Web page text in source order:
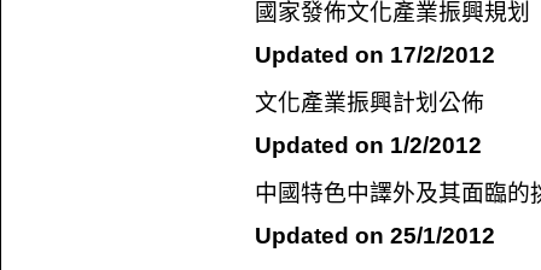
國家發佈文化產業振興規划
Updated on 17/2/2012
文化產業振興計划公佈
Updated on 1/2/2012
中國特色中譯外及其面臨的
Updated on 25/1/2012